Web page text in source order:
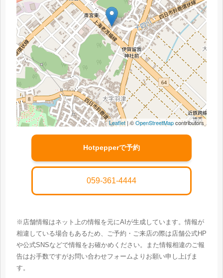
Leaflet| ©OpenStreetMapcontributors
Hotpepperで予約
059-361-4444
※店舗情報はネット上の情報を元にAIが生成しています。情報が
相違している場合もあるため、ご予約・ご来店の際は店舗公式HP
や公式SNSなどで情報をお確かめください。また情報相違のご報
告はお手数ですがお問い合わせフォームよりお願い申し上げま
す。